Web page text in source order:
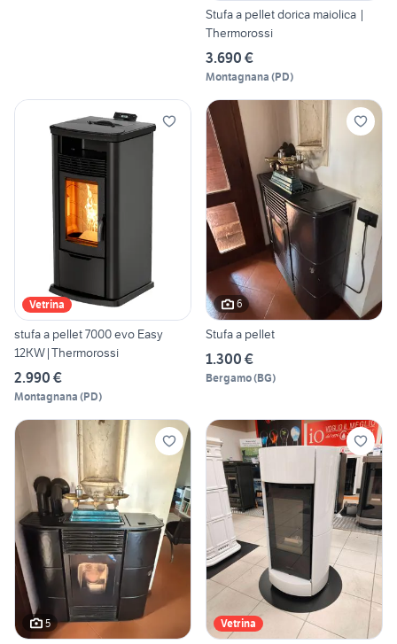
Stufa a pellet dorica maiolica |
Thermorossi
3.690 €
Montagnana (PD)
Vetrina
stufa a pellet 7000 evo Easy
12KW|Thermorossi
2.990 €
Montagnana (PD)
6
Stufa a pellet
1.300 €
Bergamo(BG)
5 Vetrina